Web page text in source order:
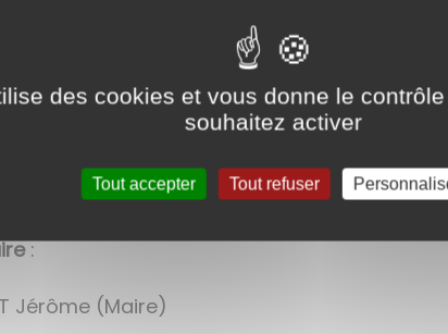
(y compris le fleurissement)
Christopher (conseiller municipal)
Céline, Mrs DUCLOUX Franck,
:
Jérôme (Maire)
des cookies et vous donne le
souhaitez activer
Tout accepter Tout refuser